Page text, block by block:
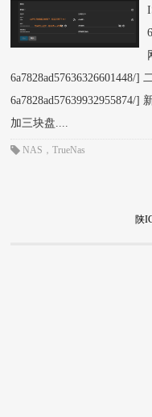
6a7828ad57636326601448/]
6a7828ad57639932955874/
加三块盘....
NAS ，TrueNas
陕